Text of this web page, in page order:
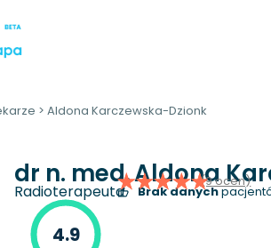
> Aldona Karczewska-Dzionk
dr n. med.Aldona
Radioterapeuta
4.9
(9 ocen)
Brak danych